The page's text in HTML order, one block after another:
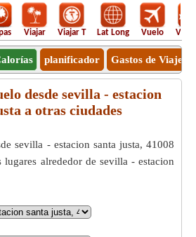
Viajar Viajar T Lat Long Vuelo
planificador Gastos de Viaje
desde sevilla - estacion
a otras ciudades
sevilla - estacion santa justa, 41008
lugares alrededor de sevilla - estacion